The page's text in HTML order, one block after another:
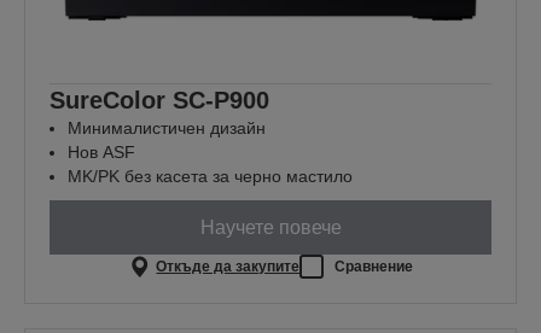
SureColor SC-P900
Минималистичен дизайн
Нов ASF
MK/PK без касета за черно мастило
Научете повече
Откъде да закупите Сравнение